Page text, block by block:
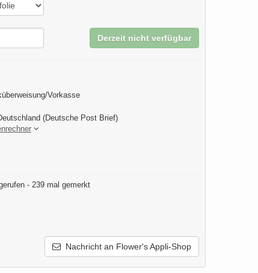
Derzeit nicht verfügbar
Vorkasse
(Deutsche Post Brief)
- 239 mal gemerkt
Nachricht an Flower's Appli-Shop